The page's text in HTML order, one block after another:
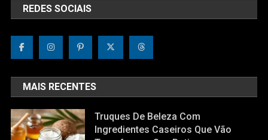
REDES SOCIAIS
MAIS RECENTES
Truques De Beleza Com
Ingredientes Caseiros Que Vão